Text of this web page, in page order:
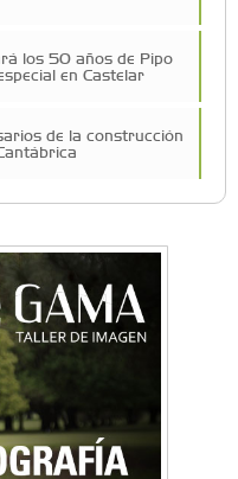
los 50 años de Pipo
en Castelar
de la construcción
Perón voló en avión lo
empresas necesitan
para crecer con
y mucho más:
para aprender y